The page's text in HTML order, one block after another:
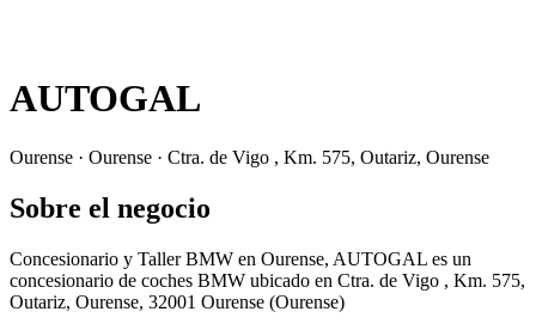
AUTOGAL
Ourense · Ourense · Ctra. de Vigo , Km. 575, Outariz, Ourense
Sobre el negocio
Concesionario y Taller BMW en Ourense, AUTOGAL es un
concesionario de coches BMW ubicado en Ctra. de Vigo , Km. 575,
Outariz, Ourense, 32001 Ourense (Ourense)